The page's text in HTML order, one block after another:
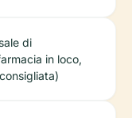
di
in loco,